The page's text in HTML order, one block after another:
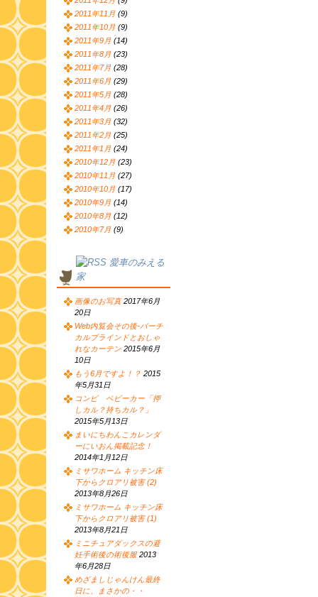
2011年11月 (9)
2011年10月 (9)
2011年9月 (14)
2011年8月 (23)
2011年7月 (28)
2011年6月 (29)
2011年5月 (28)
2011年4月 (26)
2011年3月 (32)
2011年2月 (25)
2011年1月 (24)
2010年12月 (23)
2010年11月 (27)
2010年10月 (17)
2010年9月 (14)
2010年8月 (12)
2010年7月 (9)
愛車のみえる
家
画像のお写真 2017年6月
20日
Web内覧会その後-バーチ
カルブラインドとおしゃ
れなカーテン 2015年6月
10日
もう6月ですよ！？ 2015
年5月31日
コンビ ベビーカー「押
しカル？持ちカル？」
2015年5月13日
まいにちわんこカレンダ
ーにいおん掲載記念！
2014年1月12日
ミサワホーム キッチン床
下からクロアリ被害 (2)
2013年8月26日
ミサワホーム キッチン床
下からクロアリ被害 (1)
2013年8月21日
ミニチュアダックスの避
妊手術後の術後服 2013
年6月28日
めざましじゃんけん最終
日に、まさかの・・